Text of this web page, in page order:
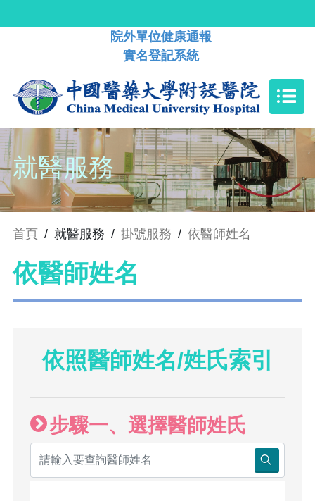
院外單位健康通報
實名登記系統
就醫服務
首頁 / 就醫服務 / 掛號服務 / 依醫師姓名
依醫師姓名
依照醫師姓名/姓氏索引
步驟一、選擇醫師姓氏